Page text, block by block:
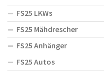
FS25 LKWs
FS25 Mähdrescher
FS25 Anhänger
FS25 Autos